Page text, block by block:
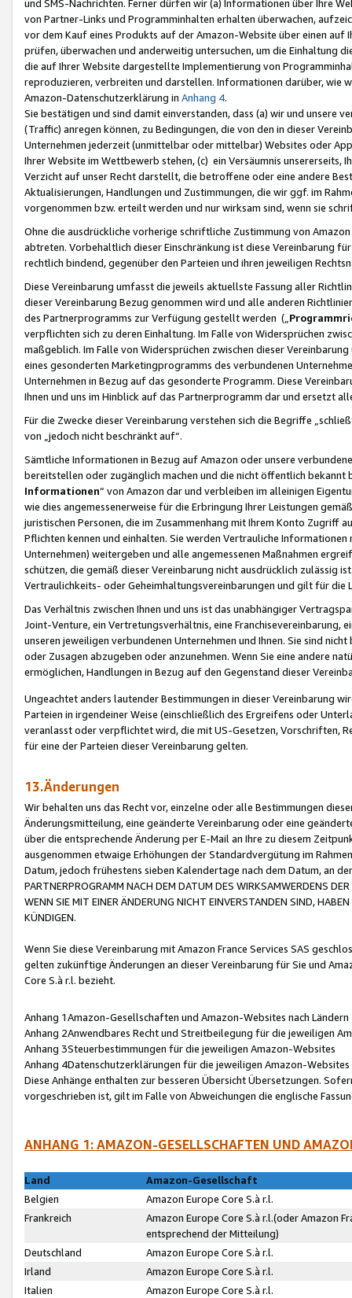
und SMS-Nachrichten. Ferner dürfen wir (a) Informationen über Ihre
von Partner-Links und Programminhalten erhalten überwachen,
vor dem Kauf eines Produkts auf der Amazon-Website über einen
prüfen, überwachen und anderweitig untersuchen, um die Einhaltung
die auf Ihrer Website dargestellte Implementierung von
reproduzieren, verbreiten und darstellen. Informationen darüber, wie
Amazon-Datenschutzerklärung in Anhang 4.
Sie bestätigen und sind damit einverstanden, dass (a) wir und
(Traffic) anregen können, zu Bedingungen, die von den in dieser
Unternehmen jederzeit (unmittelbar oder mittelbar) Websites oder
Ihrer Website im Wettbewerb stehen, (c) ein Versäumnis unsererseits,
Verzicht auf unser Recht darstellt, die betroffene oder eine andere
Aktualisierungen, Handlungen und Zustimmungen, die wir ggf. im
vorgenommen bzw. erteilt werden und nur wirksam sind, wenn sie
Ohne die ausdrückliche vorherige schriftliche Zustimmung von
abtreten. Vorbehaltlich dieser Einschränkung ist diese Vereinbarung
rechtlich bindend, gegenüber den Parteien und ihren jeweiligen
Diese Vereinbarung umfasst die jeweils aktuellste Fassung aller
dieser Vereinbarung Bezug genommen wird und alle anderen
des Partnerprogramms zur Verfügung gestellt werden („
verpflichten sich zu deren Einhaltung. Im Falle von Widersprüchen
maßgeblich. Im Falle von Widersprüchen zwischen dieser
eines gesonderten Marketingprogramms des verbundenen
Unternehmen in Bezug auf das gesonderte Programm. Diese
Ihnen und uns im Hinblick auf das Partnerprogramm dar und ersetzt
Für die Zwecke dieser Vereinbarung verstehen sich die Begriffe
von „jedoch nicht beschränkt auf“.
Sämtliche Informationen in Bezug auf Amazon oder unsere
bereitstellen oder zugänglich machen und die nicht öffentlich
Informationen“ von Amazon dar und verbleiben im alleinigen
wie dies angemessenerweise für die Erbringung Ihrer Leistungen
juristischen Personen, die im Zusammenhang mit Ihrem Konto
Pflichten kennen und einhalten. Sie werden Vertrauliche
Unternehmen) weitergeben und alle angemessenen Maßnahmen
schützen, die gemäß dieser Vereinbarung nicht ausdrücklich zulässig
Vertraulichkeits- oder Geheimhaltungsvereinbarungen und gilt für die
Das Verhältnis zwischen Ihnen und uns ist das unabhängiger
Joint-Venture, ein Vertretungsverhältnis, eine Franchisevereinbarung,
unseren jeweiligen verbundenen Unternehmen und Ihnen. Sie sind
oder Zusagen abzugeben oder anzunehmen. Wenn Sie eine andere
ermöglichen, Handlungen in Bezug auf den Gegenstand dieser
Ungeachtet anders lautender Bestimmungen in dieser Vereinbarung
Parteien in irgendeiner Weise (einschließlich des Ergreifens oder
veranlasst oder verpflichtet wird, die mit US-Gesetzen, Vorschriften,
für eine der Parteien dieser Vereinbarung gelten.
13.Änderungen
Wir behalten uns das Recht vor, einzelne oder alle Bestimmungen
Änderungsmitteilung, eine geänderte Vereinbarung oder eine
über die entsprechende Änderung per E-Mail an Ihre zu diesem
ausgenommen etwaige Erhöhungen der Standardvergütung im
Datum, jedoch frühestens sieben Kalendertage nach dem Datum, an
PARTNERPROGRAMM NACH DEM DATUM DES WIRKSAMWERDENS
WENN SIE MIT EINER ÄNDERUNG NICHT EINVERSTANDEN SIND,
KÜNDIGEN.
Wenn Sie diese Vereinbarung mit Amazon France Services SAS
gelten zukünftige Änderungen an dieser Vereinbarung für Sie und
Core S.à r.l. bezieht.
Anhang 1Amazon-Gesellschaften und Amazon-Websites nach Ländern
Anhang 2Anwendbares Recht und Streitbeilegung für die jeweiligen
Anhang 3Steuerbestimmungen für die jeweiligen Amazon-Websites
Anhang 4Datenschutzerklärungen für die jeweiligen Amazon-Websites
Diese Anhänge enthalten zur besseren Übersicht Übersetzungen.
vorgeschrieben ist, gilt im Falle von Abweichungen die englische
ANHANG 1: AMAZON-GESELLSCHAFTEN UND
Land
Amazon-Gesellschaft
Belgien
Amazon Europe Core S.à r.l.
Frankreich
Amazon Europe Core S.à r.l.(oder Amazon
entsprechend der Mitteilung)
Deutschland
Amazon Europe Core S.à r.l.
Irland
Amazon Europe Core S.à r.l.
Italien
Amazon Europe Core S.à r.l.